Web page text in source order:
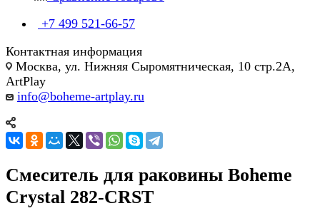
+7 499 521-66-57
Контактная информация
Москва, ул. Нижняя Сыромятническая, 10 стр.2А,
ArtPlay
info@boheme-artplay.ru
Смеситель для раковины Boheme
Crystal 282-CRST